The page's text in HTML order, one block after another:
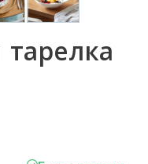
тарелка